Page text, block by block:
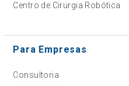
Centro de Cirurgia Robótica
Para Empresas
Consultoria